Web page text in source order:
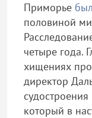
Приморье
половиной
четыре года.
хищениях
директор
который в